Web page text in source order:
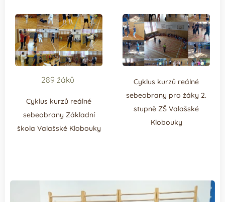
289 žáků
Cyklus kurzů reálné
sebeobrany Základní
škola Valašské Klobouky
Cyklus kurzů reálné
sebeobrany pro žáky 2.
stupně ZŠ Valašské
Klobouky